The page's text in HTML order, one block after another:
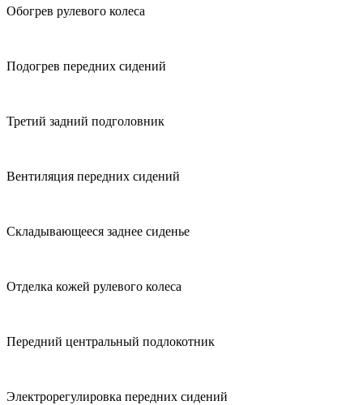
Обогрев рулевого колеса
Подогрев передних сидений
Третий задний подголовник
Вентиляция передних сидений
Складывающееся заднее сиденье
Отделка кожей рулевого колеса
Передний центральный подлокотник
Электрорегулировка передних сидений